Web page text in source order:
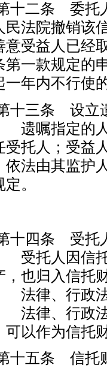
十二条 委托
民法院撤销该
意受益人已经
第一款规定的
一年内不行使
十三条 设立
指定的人拒
受托人；受益
依法由其监护
。
十四条 受托
人因信托财
，也归入信托
、行政法规
、行政法规
可以作为信托
十五条 信托